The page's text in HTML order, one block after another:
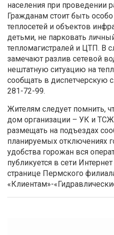
населения при проведении
Гражданам стоит быть
теплосетей и объектов
детьми, не парковать
тепломагистралей и ЦТП. В
замечают разлив сетевой
нештатную ситуацию на
сообщать в диспетчерскую
281-72-99.
Жителям следует помнить,
дом организации – УК и
размещать на подъездах
планируемых отключениях
удобства горожан вся
публикуется в сети
странице Пермского
«Клиентам»-